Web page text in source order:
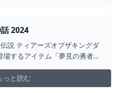
2024
説 ティアーズオブザキングダ
場するアイテム「夢見の勇者
っと読む